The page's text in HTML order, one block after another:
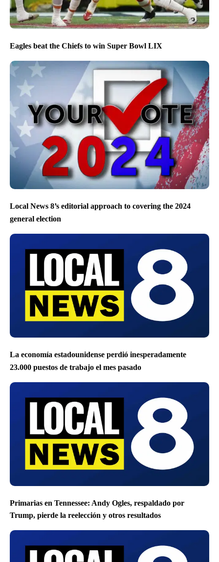
Eagles beat the Chiefs to win Super Bowl LIX
Local News 8’s editorial approach to covering the 2024
general election
La economía estadounidense perdió inesperadamente
23.000 puestos de trabajo el mes pasado
Primarias en Tennessee: Andy Ogles, respaldado por
Trump, pierde la reelección y otros resultados